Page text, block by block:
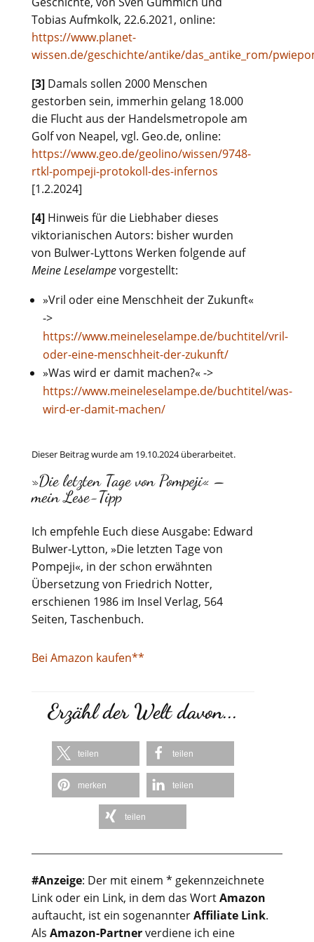
Tobias Aufmkolk, 22.6.2021, online:
https://www.planet-
wissen.de/geschichte/antike/das_antike_rom/
[3]Damals sollen 2000 Menschen
gestorben sein, immerhin gelang 18.000
die Flucht aus der Handelsmetropole am
Golf von Neapel, vgl. Geo.de, online:
https://www.geo.de/geolino/wissen/9748-
rtkl-pompeji-protokoll-des-infernos
[1.2.2024]
[4]Hinweis für die Liebhaber dieses
viktorianischen Autors: bisher wurden
von Bulwer-Lyttons Werken folgende auf
Meine Leselampevorgestellt:
»Vril oder eine Menschheit der Zukunft«
->
https://www.meineleselampe.de/buchtitel/vril-
oder-eine-menschheit-der-zukunft/
»Was wird er damit machen?« ->
https://www.meineleselampe.de/buchtitel/was-
wird-er-damit-machen/
Dieser Beitrag wurde am 19.10.2024 überarbeitet.
»Die letzten Tage von Pompeji« –
mein Lese-Tipp
Ich empfehle Euch diese Ausgabe: Edward
Bulwer-Lytton, »Die letzten Tage von
Pompeji«, in der schon erwähnten
Übersetzung von Friedrich Notter,
erschienen 1986 im Insel Verlag, 564
Seiten, Taschenbuch.
Bei Amazon kaufen**
Erzähl der Welt davon...
teilen teilen
merken teilen
teilen
#Anzeige: Der mit einem * gekennzeichnete
Link oder ein Link, in dem das WortAmazon
auftaucht, ist ein sogenannterAffiliate Link.
Als Amazon-Partnerverdiene ich eine